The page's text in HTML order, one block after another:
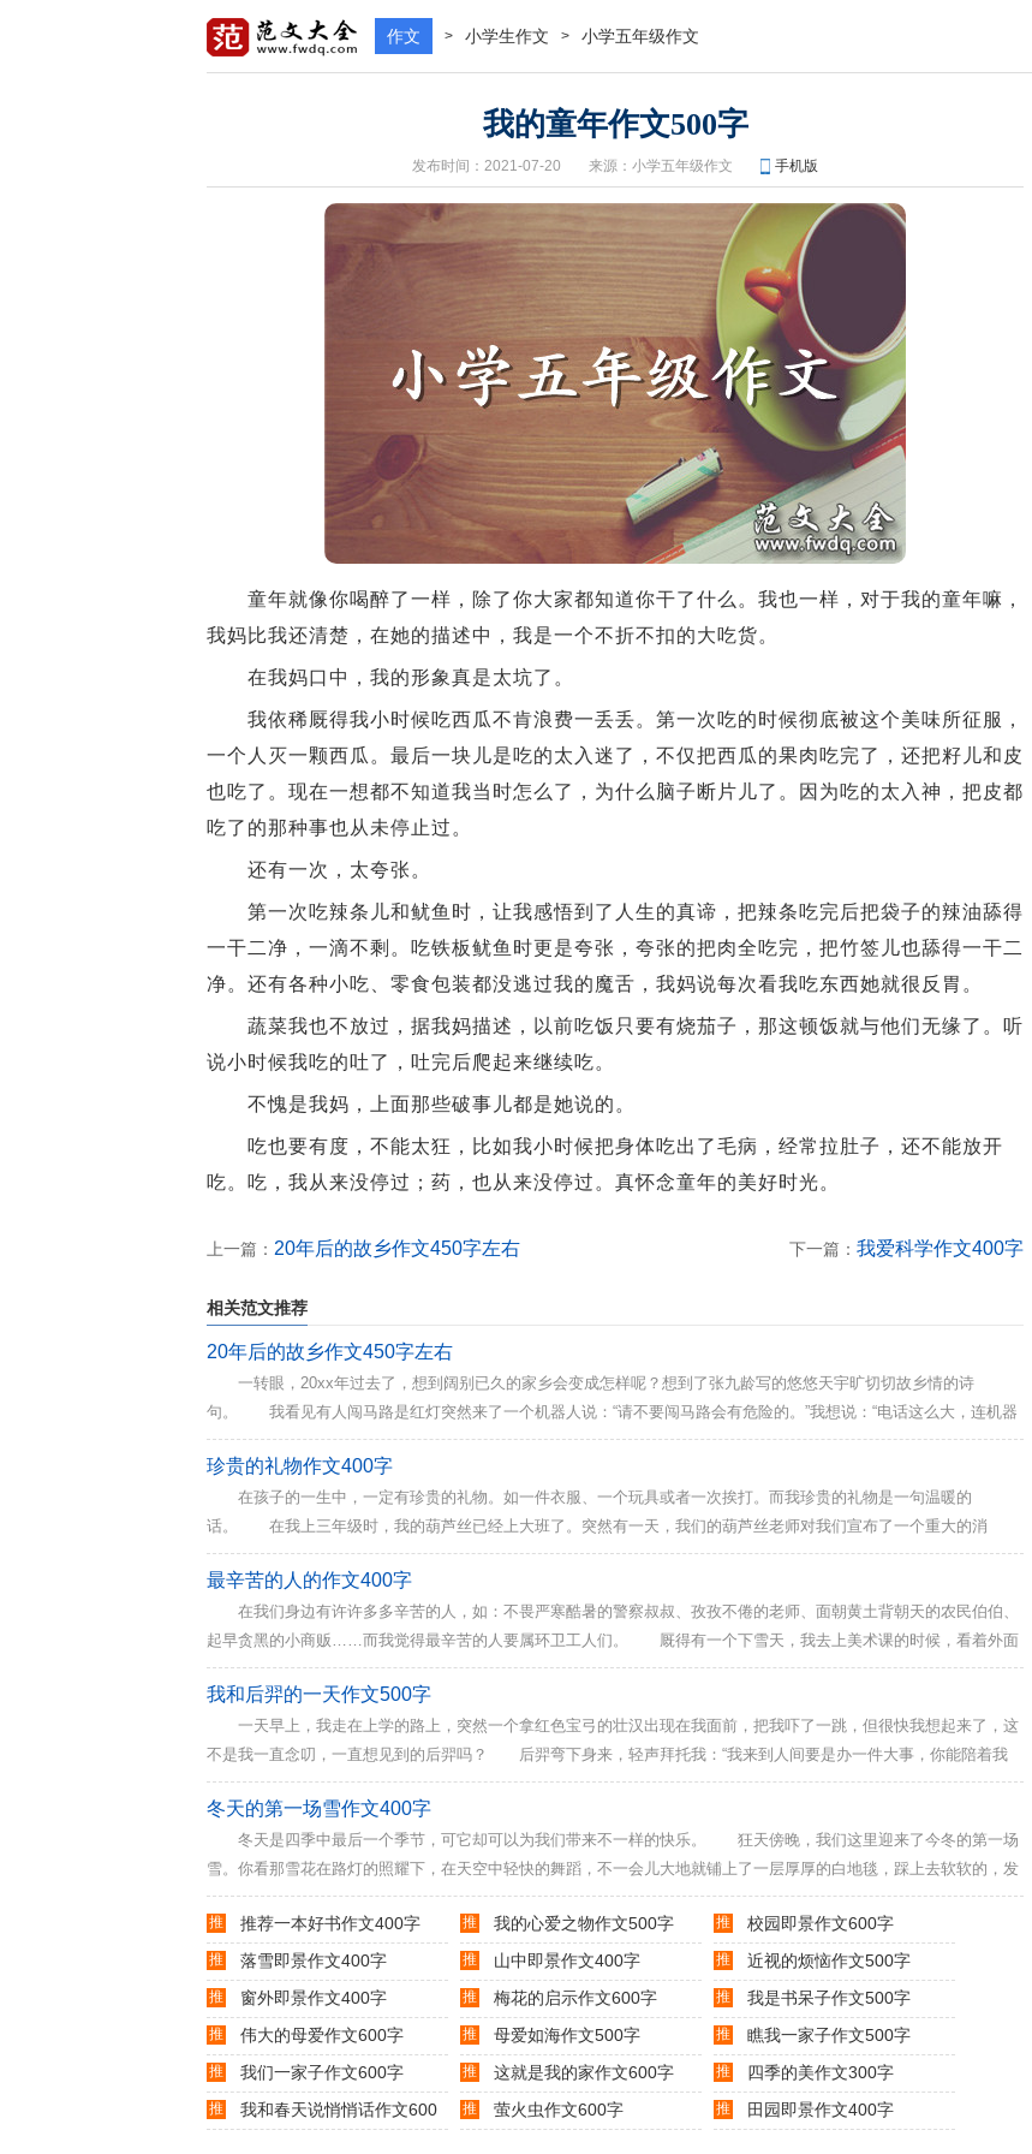
作文 > 小学生作文 > 小学五年级作文
我的童年作文500字
发布时间：2021-07-20 来源： 小学五年级作文 手机版
童年就像你喝醉了一样，除了你大家都知道你干了什么。我也一样，对于我的童年嘛，
我妈比我还清楚，在她的描述中，我是一个不折不扣的大吃货。
在我妈口中，我的形象真是太坑了。
我依稀厩得我小时候吃西瓜不肯浪费一丢丢。第一次吃的时候彻底被这个美味所征服，
一个人灭一颗西瓜。最后一块儿是吃的太入迷了，不仅把西瓜的果肉吃完了，还把籽儿和皮
也吃了。现在一想都不知道我当时怎么了，为什么脑子断片儿了。因为吃的太入神，把皮都
吃了的那种事也从未停止过。
还有一次，太夸张。
第一次吃辣条儿和鱿鱼时，让我感悟到了人生的真谛，把辣条吃完后把袋子的辣油舔得
一干二净，一滴不剩。吃铁板鱿鱼时更是夸张，夸张的把肉全吃完，把竹签儿也舔得一干二
净。还有各种小吃、零食包装都没逃过我的魔舌，我妈说每次看我吃东西她就很反胃。
蔬菜我也不放过，据我妈描述，以前吃饭只要有烧茄子，那这顿饭就与他们无缘了。听
说小时候我吃的吐了，吐完后爬起来继续吃。
不愧是我妈，上面那些破事儿都是她说的。
吃也要有度，不能太狂，比如我小时候把身体吃出了毛病，经常拉肚子，还不能放开
吃。吃，我从来没停过；药，也从来没停过。真怀念童年的美好时光。
上一篇： 20年后的故乡作文450字左右 下一篇： 我爱科学作文400字
相关范文推荐
20年后的故乡作文450字左右
一转眼，20xx年过去了，想到阔别已久的家乡会变成怎样呢？想到了张九龄写的悠悠天宇旷切切故乡情的诗
句。 我看见有人闯马路是红灯突然来了一个机器人说：“请不要闯马路会有危险的。”我想说：“电话这么大，连机器
人都有真是不可思议。”走进小区，我眼睛闪了一下文件清香扑鼻的鲜花是那么美，那么自然进了家门就是不一样的空气
流通阳光充足，旁边的桂花树正是盛开的季节遍地都是桂花，可香了。想到爸爸妈妈和妹妹他们还好吗？看见这个人有
些耳熟，仔细一看，原来是我的妹妹，应该28
珍贵的礼物作文400字
在孩子的一生中，一定有珍贵的礼物。如一件衣服、一个玩具或者一次挨打。而我珍贵的礼物是一句温暖的
话。 在我上三年级时，我的葫芦丝已经上大班了。突然有一天，我们的葫芦丝老师对我们宣布了一个重大的消
息：“葫芦丝要考级，明天向我汇报一下家长的意见，我要统计。” 回到家，我就对妈妈说了，她不假思索的说了一
个字：“考！” 第二天，葫芦丝老师统计好后对我们说：“明天起就开始考了，地点在延安。”这时同学们七嘴八舌，说
个不停，都很兴奋。 一
最辛苦的人的作文400字
在我们身边有许许多多辛苦的人，如：不畏严寒酷暑的警察叔叔、孜孜不倦的老师、面朝黄土背朝天的农民伯伯、
起早贪黑的小商贩……而我觉得最辛苦的人要属环卫工人们。 厩得有一个下雪天，我去上美术课的时候，看着外面
白茫茫的一片，我真的非常不想在这样的鬼天气去上课。可是在妈妈的再三催促下，我还是硬着头皮走出了家门。
走在街上，大地银装素裹，行人寥寥无几，出门的人也是步履匆匆。最引人注目的是环卫工人们，他们橘红色的工作服
在白雪的映衬下格外耀眼。他们为了城市的干净，为了人们出行的方便，正
我和后羿的一天作文500字
一天早上，我走在上学的路上，突然一个拿红色宝弓的壮汉出现在我面前，把我吓了一跳，但很快我想起来了，这
不是我一直念叨，一直想见到的后羿吗？ 后羿弯下身来，轻声拜托我：“我来到人间要是办一件大事，你能陪着我
吗？”我爽快地答应了。 首先，我们来到嘉亨茂广场，准备去看电影。电影院在5楼，我们需要乘坐电梯。进入电梯
后，电梯门“咔”的一声关上了，后羿十分惊慌，害怕地大叫起来：“放我出去！”正当我不知道怎么办的时候，“叮咚&rd
冬天的第一场雪作文400字
冬天是四季中最后一个季节，可它却可以为我们带来不一样的快乐。 狂天傍晚，我们这里迎来了今冬的第一场
雪。你看那雪花在路灯的照耀下，在天空中轻快的舞蹈，不一会儿大地就铺上了一层厚厚的白地毯，踩上去软软的，发
出嘎吱嘎吱的声音。 第二天早上拉开窗帘，只见那一棵棵大树的树枝上也挂满了雪，时不时有几只早起的鸟儿落在
枝头上欢快地唱着歌，更给冬天的早上增添了一份生机。大地变白了，到处银装素裹，粉妆玉砌。路旁的小课车也变白
了，像一个个奶油大蛋糕，真想上去咬一口。有些早起的人已经把汽车开走了，在雪地上留下一排排的车辙
推 推荐一本好书作文400字 推 我的心爱之物作文500字 推 校园即景作文600字
推 落雪即景作文400字 推 山中即景作文400字 推 近视的烦恼作文500字
推 窗外即景作文400字 推 梅花的启示作文600字 推 我是书呆子作文500字
推 伟大的母爱作文600字 推 母爱如海作文500字 推 瞧我一家子作文500字
推 我们一家子作文600字 推 这就是我的家作文600字 推 四季的美作文300字
推
我和春天说悄悄话作文600
推 萤火虫作文600字 推 田园即景作文400字